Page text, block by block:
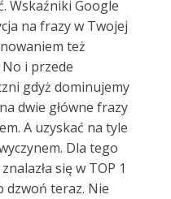
Wskaźniki Google
na frazy w Twojej
też
i przede
gdyż dominujemy
dwie główne frazy
A uzyskać na tyle
Dla tego
się w TOP 1
dzwoń teraz. Nie